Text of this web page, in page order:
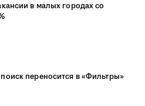
в малых городах со
переносится в «Фильтры»